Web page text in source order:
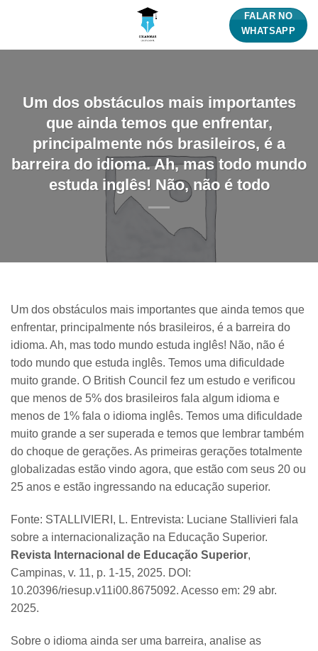
FALAR NO
WHATSAPP
Um dos obstáculos mais importantes
que ainda temos que enfrentar,
principalmente nós brasileiros, é a
barreira do idioma. Ah, mas todo mundo
estuda inglês! Não, não é todo
Um dos obstáculos mais importantes que ainda temos que
enfrentar, principalmente nós brasileiros, é a barreira do
idioma. Ah, mas todo mundo estuda inglês! Não, não é
todo mundo que estuda inglês. Temos uma dificuldade
muito grande. O British Council fez um estudo e verificou
que menos de 5% dos brasileiros fala algum idioma e
menos de 1% fala o idioma inglês. Temos uma dificuldade
muito grande a ser superada e temos que lembrar também
do choque de gerações. As primeiras gerações totalmente
globalizadas estão vindo agora, que estão com seus 20 ou
25 anos e estão ingressando na educação superior.
Fonte: STALLIVIERI, L. Entrevista: Luciane Stallivieri fala
sobre a internacionalização na Educação Superior.
Revista Internacional de Educação Superior,
Campinas, v. 11, p. 1-15, 2025. DOI:
10.20396/riesup.v11i00.8675092. Acesso em: 29 abr.
2025.
Sobre o idioma ainda ser uma barreira, analise as